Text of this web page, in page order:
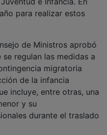
para realizar estos
regulan las medidas a
migratoria
de la infancia
incluye, entre otras, una
y su
durante el traslado